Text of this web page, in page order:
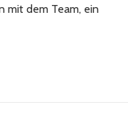
mit dem Team, ein